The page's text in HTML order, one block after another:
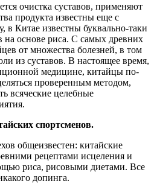
очистка суставов, применяют
продукта известны еще с
в Китае известны буквально-таки
на основе риса. С самых древних
от множества болезней, в том
из суставов. В настоящее время,
медицине, китайцы по-
проверенным методом,
всяческие целебные
спортсменов.
общеизвестен: китайские
рецептами исцеления и
риса, рисовыми диетами. Все
допинга.